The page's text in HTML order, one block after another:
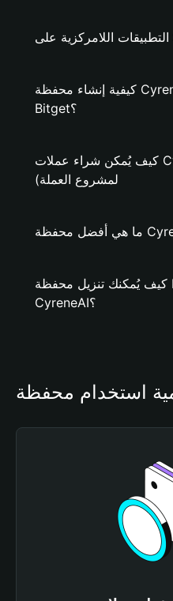
كيفية إنشاء محفظة CyreneAI على محفظة
Bitget؟
كيف يُمكن شراء عملات CyreneAI؟ (فقط
لمشروع العملة)
كيف يُمكنك تنزيل محفظة Bitget وإنشاء محفظة
CyreneAI؟